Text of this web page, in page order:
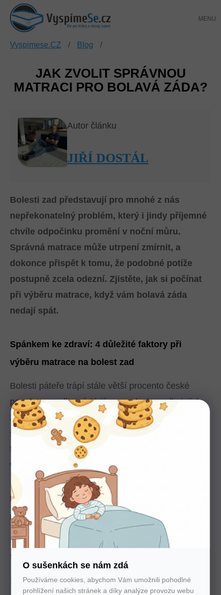
O sušenkách se nám zdá
Používáme cookies, abychom Vám umožnili pohodlné
prohlížení našich stránek a díky analýze provozu webu
Přejít
obsah
KOŠÍK
Vyspimese.CZ / Blog /
JAK ZVOLIT SPRÁVNOU
MATRACI PRO BOLAVÁ ZÁDA?
Autor článku
JIŘÍ DOSTÁL
Bolesti zad představují pro mnohé z nás
nepřekonatelný problém, který i jindy příjemné
chvíle odpočinku promění v noční můru.
Správná matrace může utrpení zmírnit, a
dokonce přispět k tomu, že podobné potíže
postupně zcela odezní. Zjistěte, jak si počínat
při výběru matrace, když vám bolavá záda
nedají spát.
Spánkem ke zdraví: 4 důležité faktory při
výběru matrace na bolest zad
Bolesti páteře trápí stále větší procento české
populace a odborníci bijí na poplach: podle jejich
zjištění bolesti sužují zad až 40 % Čechů
sehrává nezdravý životní styl, ergonomie a další
faktory.
Na vině však může být i nevhodné
vybavení postele
– zejména špatná matrace.
Na co si dát pozor při výběru matrace pro
rozbolavěná záda?
Při výběru vhodné matrace na bolest zad
se
1. Tuhost matrace